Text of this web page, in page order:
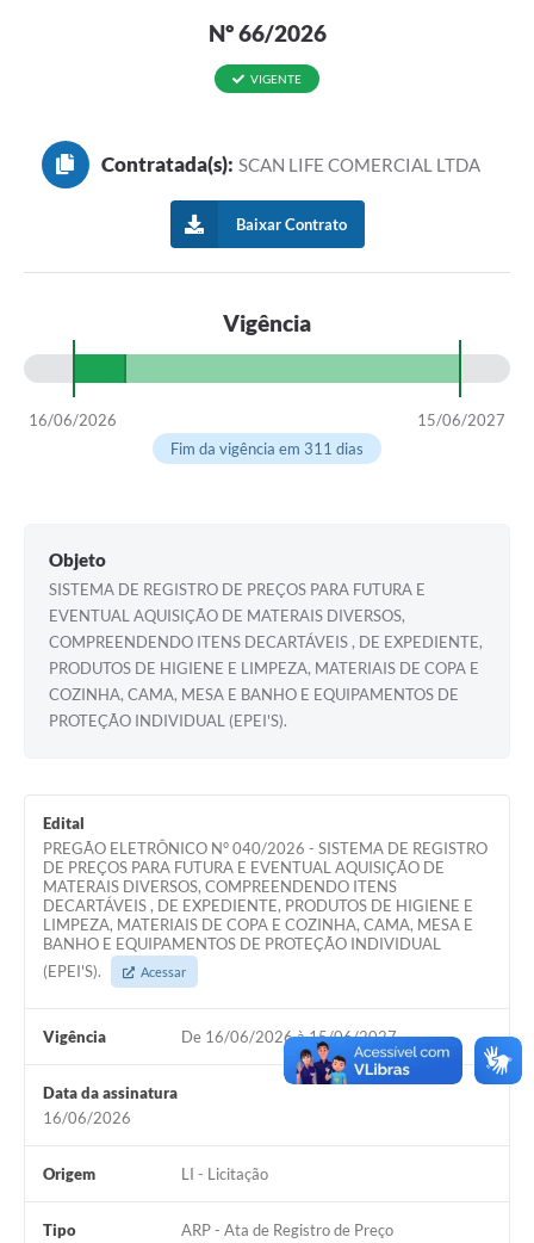
Nº 66/2026
VIGENTE
Contratada(s): SCAN LIFE COMERCIAL LTDA
Baixar Contrato
Vigência
16/06/2026
15/06/2027
Fim da vigência em 311 dias
Objeto
SISTEMA DE REGISTRO DE PREÇOS PARA FUTURA E
EVENTUAL AQUISIÇÃO DE MATERAIS DIVERSOS,
COMPREENDENDO ITENS DECARTÁVEIS , DE EXPEDIENTE,
PRODUTOS DE HIGIENE E LIMPEZA, MATERIAIS DE COPA E
COZINHA, CAMA, MESA E BANHO E EQUIPAMENTOS DE
PROTEÇÃO INDIVIDUAL (EPEI'S).
Edital
PREGÃO ELETRÔNICO N° 040/2026 - SISTEMA DE REGISTRO
DE PREÇOS PARA FUTURA E EVENTUAL AQUISIÇÃO DE
MATERAIS DIVERSOS, COMPREENDENDO ITENS
DECARTÁVEIS , DE EXPEDIENTE, PRODUTOS DE HIGIENE E
LIMPEZA, MATERIAIS DE COPA E COZINHA, CAMA, MESA E
BANHO E EQUIPAMENTOS DE PROTEÇÃO INDIVIDUAL
(EPEI'S).
Acessar
Vigência De 16/06/2026 à 15/06/2027
Data da assinatura
16/06/2026
Origem LI - Licitação
Tipo ARP - Ata de Registro de Preço